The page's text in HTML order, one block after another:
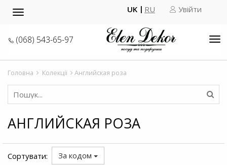
Toggle
UK RU Увійти
(068) 543-65-97
Головна Колекції Английская роза
АНГЛИЙСКАЯ РОЗА
Сортувати: За кодом